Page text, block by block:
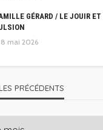
GÉRARD / LE JOUIR
8 mai 2026
PRÉCÉDENTS